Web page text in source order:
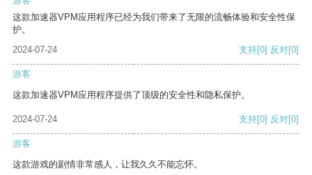
这款加速器VPM应用程序已经为我们带来了无限的流畅体验和安全性保
护。
2024-07-24
支持[0] 反对[0]
游客
这款加速器VPM应用程序提供了顶级的安全性和隐私保护。
2024-07-24 支持[0] 反对[0]
游客
这款游戏的剧情非常感人，让我久久不能忘怀。